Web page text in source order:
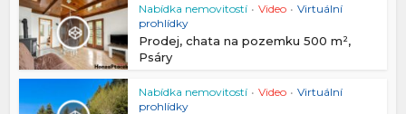
Nabídka nemovitostí • Video • Virtuální
prohlídky
Prodej, chata na pozemku 500 m²,
Psáry
Nabídka nemovitostí • Video • Virtuální
prohlídky